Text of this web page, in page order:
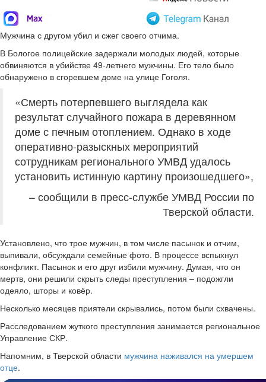
Мужчина с другом убил и сжег своего отчима.
В Бологое полицейские задержали молодых людей, которые
обвиняются в убийстве 49-летнего мужчины. Его тело было
обнаружено в сгоревшем доме на улице Гоголя.
«Смерть потерпевшего выглядела как
результат случайного пожара в деревянном
доме с печным отоплением. Однако в ходе
оперативно-разыскных мероприятий
сотрудникам регионального УМВД удалось
установить истинную картину произошедшего»,
– сообщили в пресс-службе УМВД России по
Тверской области.
Установлено, что трое мужчин, в том числе пасынок и отчим,
выпивали, обсуждали семейные фото. В процессе вспыхнул
конфликт. Пасынок и его друг избили мужчину. Думая, что он
мертв, они решили скрыть следы преступления – подожгли
одеяло, шторы и ковёр.
Несколько месяцев приятели скрывались, потом были схвачены.
Расследованием жуткого преступления занимается региональное
Управление СКР.
Напомним, в Тверской области мужчина наживался на умершем
отце.